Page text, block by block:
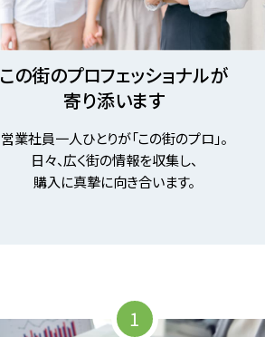
この街のプロフェッショナルが
寄り添います
営業社員一人ひとりが「この街のプロ」。
日々、広く街の情報を収集し、
購入に真摯に向き合います。
1